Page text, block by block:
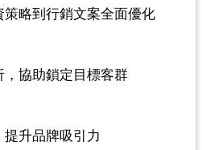
略到行銷文案全面優化
協助鎖定目標客群
升品牌吸引力